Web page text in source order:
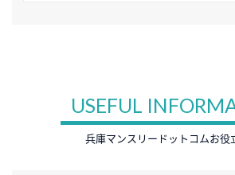
USEFUL
兵庫マンスリードットコムお役